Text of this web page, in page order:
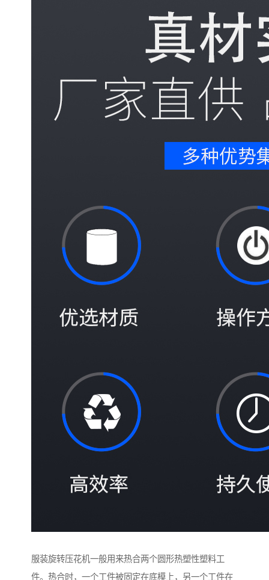
服装旋转压花机一般用来热合两个圆形热塑性塑料工
件。热合时，一个工件被固定在底模上，另一个工件在